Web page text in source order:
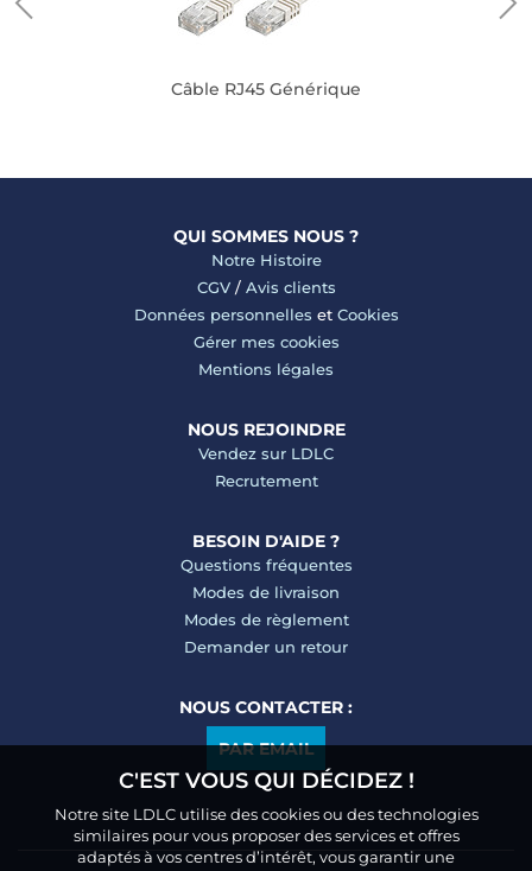
Câble RJ45 Générique
QUI SOMMES NOUS ?
Notre Histoire
CGV/ Avis clients
Données personnelles et Cookies
Gérer mes cookies
Mentions légales
NOUS REJOINDRE
Vendez sur LDLC
Recrutement
BESOIN D'AIDE ?
Questions fréquentes
Modes de livraison
Modes de règlement
Demander un retour
NOUS CONTACTER :
PAR EMAIL
C'EST VOUS QUI DÉCIDEZ !
Notre site LDLC utilise des cookies ou des technologies
similaires pour vous proposer des services et offres
adaptés à vos centres d’intérêt, vous garantir une